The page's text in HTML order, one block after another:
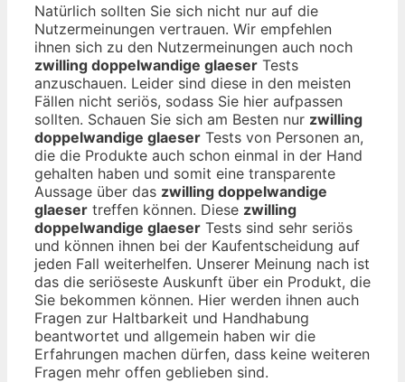
Natürlich sollten Sie sich nicht nur auf die
Nutzermeinungen vertrauen. Wir empfehlen
ihnen sich zu den Nutzermeinungen auch noch
zwilling doppelwandige glaeser Tests
anzuschauen. Leider sind diese in den meisten
Fällen nicht seriös, sodass Sie hier aufpassen
sollten. Schauen Sie sich am Besten nur zwilling
doppelwandige glaeser Tests von Personen an,
die die Produkte auch schon einmal in der Hand
gehalten haben und somit eine transparente
Aussage über das zwilling doppelwandige
glaeser treffen können. Diese zwilling
doppelwandige glaeser Tests sind sehr seriös
und können ihnen bei der Kaufentscheidung auf
jeden Fall weiterhelfen. Unserer Meinung nach ist
das die seriöseste Auskunft über ein Produkt, die
Sie bekommen können. Hier werden ihnen auch
Fragen zur Haltbarkeit und Handhabung
beantwortet und allgemein haben wir die
Erfahrungen machen dürfen, dass keine weiteren
Fragen mehr offen geblieben sind.